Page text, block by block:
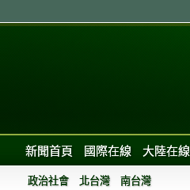
新聞首頁 國際在線 大陸在線
政治社會 北台灣 南台灣